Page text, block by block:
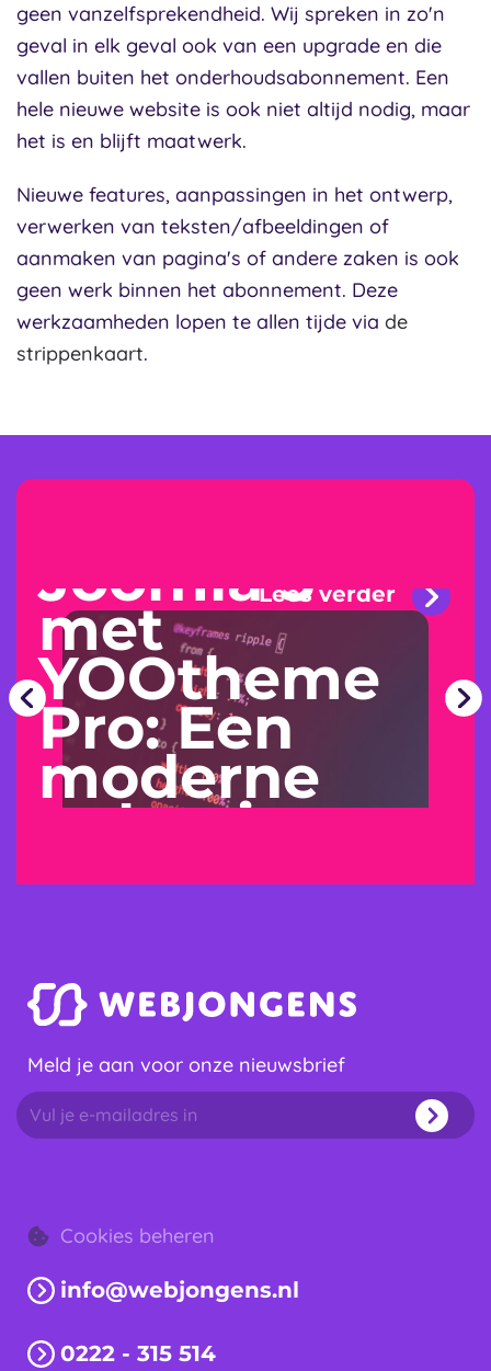
geen vanzelfsprekendheid. Wij spreken in zo'n
geval in elk geval ook van een upgrade en die
vallen buiten het onderhoudsabonnement. Een
hele nieuwe website is ook niet altijd nodig, maar
het is en blijft maatwerk.
Nieuwe features, aanpassingen in het ontwerp,
verwerken van teksten/afbeeldingen of
aanmaken van pagina's of andere zaken is ook
geen werk binnen het abonnement. Deze
werkzaamheden lopen te allen tijde via de
strippenkaart.
Joomla 5
met
YOOtheme
Pro: Een
moderne
oplossing
voor uw
Lees verder
Meld je aan voor onze nieuwsbrief
Cookies beheren
info@webjongens.nl
0222 - 315 514